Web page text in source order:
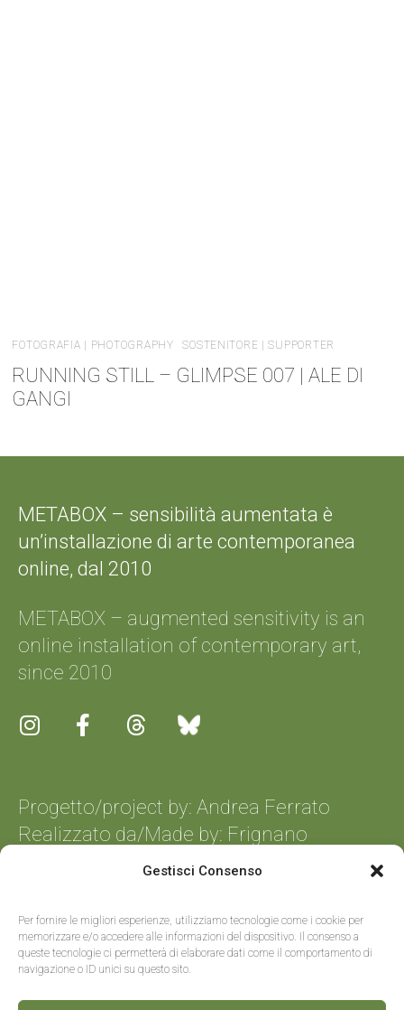
Gestisci Consenso
Per fornire le migliori esperienze, utilizziamo tecnologie come i cookie per
memorizzare e/o accedere alle informazioni del dispositivo. Il consenso a
queste tecnologie ci permetterà di elaborare dati come il comportamento di
navigazione o ID unici su questo sito.
FOTOGRAFIA | PHOTOGRAPHY SOSTENITORE | SUPPORTER
RUNNING STILL – GLIMPSE 007 | ALE DI
GANGI
METABOX – sensibilità aumentata è
un’installazione di arte contemporanea
online, dal 2010
METABOX – augmented sensitivity is an
online installation of contemporary art,
since 2010
Progetto/project by: Andrea Ferrato
Realizzato da/Made by: Frignano